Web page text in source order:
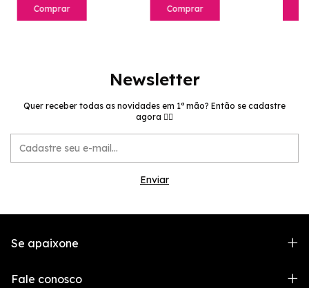
Comprar Comprar
Newsletter
Quer receber todas as novidades em 1ª mão? Então se cadastre
agora 👉🏻
Se apaixone
Fale conosco